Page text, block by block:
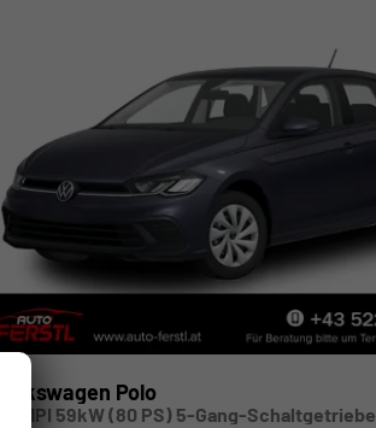
Volkswagen Polo
1.0 MPI 59kW (80 PS) 5-Gang-Schaltgetriebe